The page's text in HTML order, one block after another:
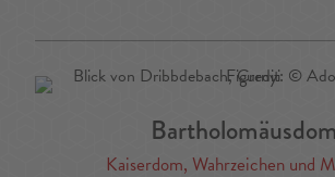
Bartholomäusdom
Kaiserdom, Wahrzeichen und